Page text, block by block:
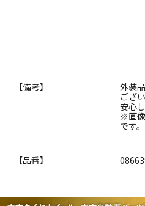
【備考】
外装
ござ
安心
※画
です。
【品番】